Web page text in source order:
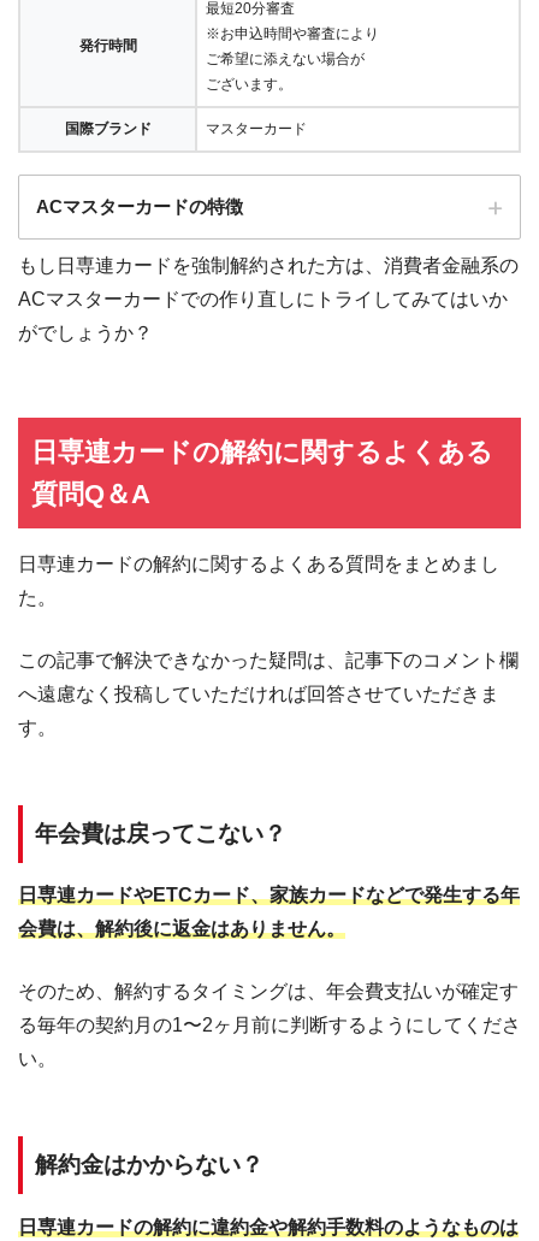
発行時間
最短20分審査
※お申込時間や審査により
ご希望に添えない場合が
ございます。
国際ブランド マスターカード
ACマスターカードの特徴
むじんくん）の営業は基本9:00～21:00（年末年始は
除き年中無休）
ショッピングリボの手数料率"10.0％～14.6％"（実質年率）は業界最安水準
三菱ＵＦＪフィナンシャル・グループの信頼と実績
安定した収入と返済能力を有する方でパート・アルバイトをしていれば学
生・主婦でも申し込みOK!!
もし日専連カードを強制解約された方は、消費者金融系の
ACマスターカードでの作り直しにトライしてみてはいか
がでしょうか？
日専連カードの解約に関するよくある
質問Q＆A
日専連カードの解約に関するよくある質問をまとめまし
た。
この記事で解決できなかった疑問は、記事下のコメント欄
へ遠慮なく投稿していただければ回答させていただきま
す。
年会費は戻ってこない？
日専連カードやETCカード、家族カードなどで発生する年
会費は、解約後に返金はありません。
そのため、解約するタイミングは、年会費支払いが確定す
る毎年の契約月の1〜2ヶ月前に判断するようにしてくださ
い。
解約金はかからない？
日専連カードの解約に違約金や解約手数料のようなものは